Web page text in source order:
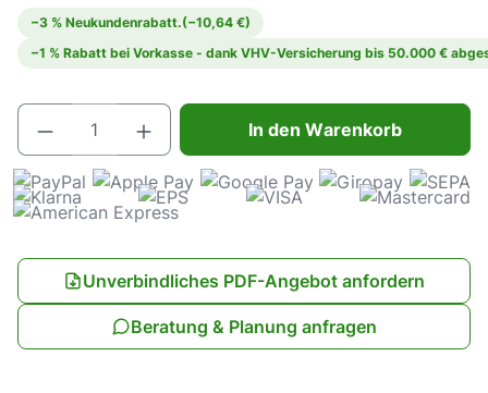
−3 % Neukundenrabatt.(−10,64 €)
−1 % Rabatt bei Vorkasse - dank VHV-Versicherung bis 50.000 €
Produkt Anzahl: Gib den gewünschten
In den Warenkorb
Unverbindliches PDF-Angebot anfordern
Beratung & Planung anfragen